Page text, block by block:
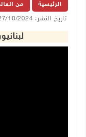
الرئيسية من
تاريخ النشر: 27/10/2024 12:45 م